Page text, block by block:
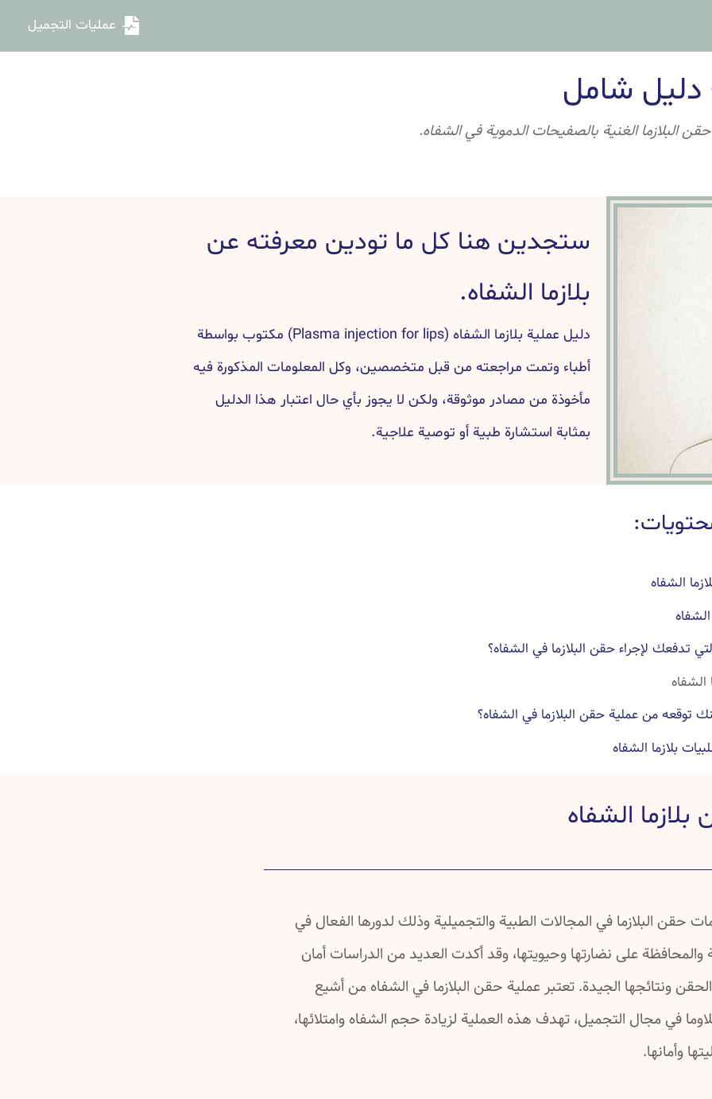
عمليات التجميل
- دليل شامل
البلازما الغنية بالصفيحات الدموية في الشفاه.
ستجدين هنا كل ما تودين معرفته عن
بلازما الشفاه.
دليل عملية بلازما الشفاه (Plasma injection for lips) مكتوب بواسطة
أطباء وتمت مراجعته من قبل متخصصين، وكل المعلومات المذكورة فيه
مأخوذة من مصادر موثوقة، ولكن لا يجوز بأي حال اعتبار هذا الدليل
بمثابة استشارة طبية أو توصية علاجية.
الشفاه
تدفعك لإجراء حقن البلازما في الشفاه؟
الشفاه
توقعه من عملية حقن البلازما في الشفاه؟
بلازما الشفاه
حقن البلازما في الشفاه وبعدها
عن بلازما الشفاه
الشفاه
حقن البلازما في المجالات الطبية والتجميلية وذلك لدورها الفعال في
على نضارتها وحيويتها، وقد أكدت العديد من الدراسات أمان
ونتائجها الجيدة. تعتبر عملية حقن البلازما في الشفاه من أشيع
في مجال التجميل، تهدف هذه العملية لزيادة حجم الشفاه وامتلائها،
وأمانها.